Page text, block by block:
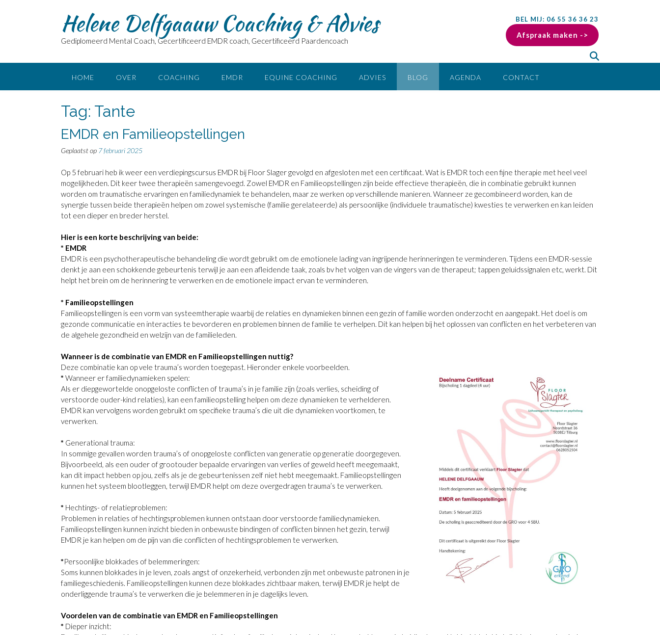
Helene Delfgaauw Coaching & Advies
Gediplomeerd Mental Coach, Gecertificeerd EMDR coach, Gecertificeerd Paardencoach
BEL MIJ: 06 55 36 36 23
Afspraak maken ->
HOME OVER COACHING EMDR EQUINE COACHING ADVIES BLOG AGENDA CONTACT
Tag: Tante
EMDR en Familieopstellingen
Geplaatst op 7 februari 2025
Op 5 februari heb ik weer een verdiepingscursus EMDR bij Floor Slager gevolgd en afgesloten met een certificaat. Wat is EMDR toch een fijne therapie met heel veel
mogelijkheden. Dit keer twee therapieën samengevoegd. Zowel EMDR en Familieopstellingen zijn beide effectieve therapieën, die in combinatie gebruikt kunnen
worden om traumatische ervaringen en familiedynamiek te behandelen, maar ze werken op verschillende manieren. Wanneer ze gecombineerd worden, kan de
synergie tussen beide therapieën helpen om zowel systemische (familie gerelateerde) als persoonlijke (individuele traumatische) kwesties te verwerken en kan leiden
tot een dieper en breder herstel.
Hier is een korte beschrijving van beide:
* EMDR
EMDR is een psychotherapeutische behandeling die wordt gebruikt om de emotionele lading van ingrijpende herinneringen te verminderen. Tijdens een EMDR-sessie
denkt je aan een schokkende gebeurtenis terwijl je aan een afleidende taak, zoals bv het volgen van de vingers van de therapeut; tappen geluidssignalen etc, werkt. Dit
helpt het brein om de herinnering te verwerken en de emotionele impact ervan te verminderen.
* Familieopstellingen
Familieopstellingen is een vorm van systeemtherapie waarbij de relaties en dynamieken binnen een gezin of familie worden onderzocht en aangepakt. Het doel is om
gezonde communicatie en interacties te bevorderen en problemen binnen de familie te verhelpen. Dit kan helpen bij het oplossen van conflicten en het verbeteren van
de algehele gezondheid en welzijn van de familieleden.
Wanneer is de combinatie van EMDR en Familieopstellingen nuttig?
Deze combinatie kan op vele trauma’s worden toegepast. Hieronder enkele voorbeelden.
* Wanneer er familiedynamieken spelen:
Als er diepgewortelde onopgeloste conflicten of trauma’s in je familie zijn (zoals verlies, scheiding of
verstoorde ouder-kind relaties), kan een familieopstelling helpen om deze dynamieken te verhelderen.
EMDR kan vervolgens worden gebruikt om specifieke trauma’s die uit die dynamieken voortkomen, te
verwerken.
* Generational trauma:
In sommige gevallen worden trauma’s of onopgeloste conflicten van generatie op generatie doorgegeven.
Bijvoorbeeld, als een ouder of grootouder bepaalde ervaringen van verlies of geweld heeft meegemaakt,
kan dit impact hebben op jou, zelfs als je de gebeurtenissen zelf niet hebt meegemaakt. Familieopstellingen
kunnen het systeem blootleggen, terwijl EMDR helpt om deze overgedragen trauma’s te verwerken.
* Hechtings- of relatieproblemen:
Problemen in relaties of hechtingsproblemen kunnen ontstaan door verstoorde familiedynamieken.
Familieopstellingen kunnen inzicht bieden in onbewuste bindingen of conflicten binnen het gezin, terwijl
EMDR je kan helpen om de pijn van die conflicten of hechtingsproblemen te verwerken.
*Persoonlijke blokkades of belemmeringen:
Soms kunnen blokkades in je leven, zoals angst of onzekerheid, verbonden zijn met onbewuste patronen in je
familiegeschiedenis. Familieopstellingen kunnen deze blokkades zichtbaar maken, terwijl EMDR je helpt de
onderliggende trauma’s te verwerken die je belemmeren in je dagelijks leven.
Voordelen van de combinatie van EMDR en Familieopstellingen
* Dieper inzicht: